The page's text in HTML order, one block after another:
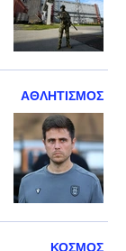
ΑΘΛΗΤΙΣΜΟΣ
ΚΟΣΜΟΣ